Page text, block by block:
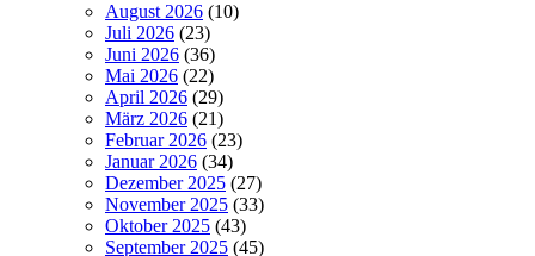
August 2026 (10)
Juli 2026 (23)
Juni 2026 (36)
Mai 2026 (22)
April 2026 (29)
März 2026 (21)
Februar 2026 (23)
Januar 2026 (34)
Dezember 2025 (27)
November 2025 (33)
Oktober 2025 (43)
September 2025 (45)